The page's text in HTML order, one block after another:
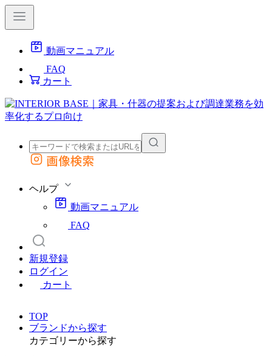
動画マニュアル
FAQ
カート
外部サイトの商品をカートに追加
画像検索
ヘルプ
動画マニュアル
FAQ
新規登録
ログイン
カート
TOP
ブランドから探す
カテゴリーから探す